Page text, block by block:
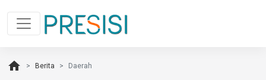
home Berita Daerah